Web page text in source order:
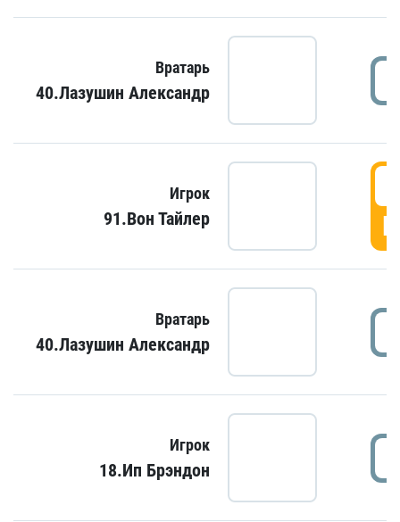
Вратарь
40.Лазушин Александр
Игрок
91.Вон Тайлер
Вратарь
40.Лазушин Александр
Игрок
18.Ип Брэндон